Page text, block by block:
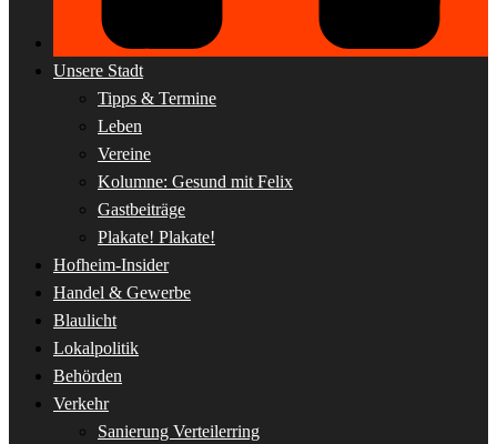
Unsere Stadt
Tipps & Termine
Leben
Vereine
Kolumne: Gesund mit Felix
Gastbeiträge
Plakate! Plakate!
Hofheim-Insider
Handel & Gewerbe
Blaulicht
Lokalpolitik
Behörden
Verkehr
Sanierung Verteilerring